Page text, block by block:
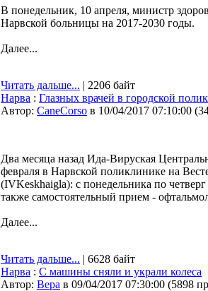
В понедельник, 10 апреля, министр
Нарвской больницы на 2017-2030 годы.
Далее...
Читать дальше... | 2206 байт
Нарва : Глазных врачей в городской
Автор: CaneCorso в 10/04/2017 07:10:00 (
Два месяца назад Ида-Вируская
февраля в Нарвской поликлинике на
(IVKeskhaigla): с понедельника по
также самостоятельный прием -
Далее...
Читать дальше... | 6628 байт
Нарва : С машины сняли и украли колеса
Автор: Bepa в 09/04/2017 07:30:00 (5898